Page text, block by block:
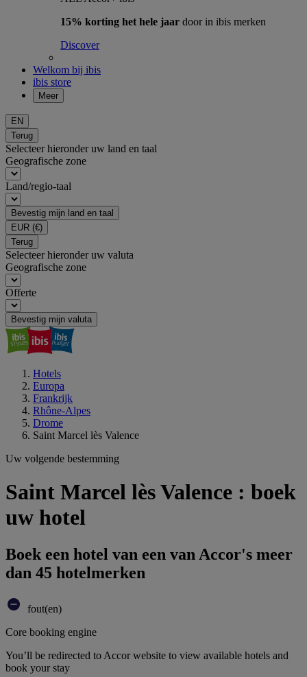
15% korting het hele jaar door in ibis merken
Discover
Welkom bij ibis
ibis store
Meer
EN
Terug
Selecteer hieronder uw land en taal
Geografische zone
Land/regio-taal
Bevestig mijn land en taal
EUR (€)
Terug
Selecteer hieronder uw valuta
Geografische zone
Offerte
Bevestig mijn valuta
Hotels
Europa
Frankrijk
Rhône-Alpes
Drome
Saint Marcel lès Valence
Uw volgende bestemming
Saint Marcel lès Valence : boek
uw hotel
Boek een hotel van een van Accor's meer
dan 45 hotelmerken
fout(en)
Core booking engine
You’ll be redirected to Accor website to view available hotels and
book your stay